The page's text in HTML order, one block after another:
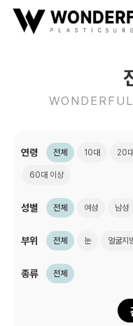
연령 전체 10대 20대
60대 이상
성별 전체 여성 남성
부위 전체 눈 얼굴지
종류 전체